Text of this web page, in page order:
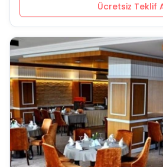
Ücretsiz Teklif